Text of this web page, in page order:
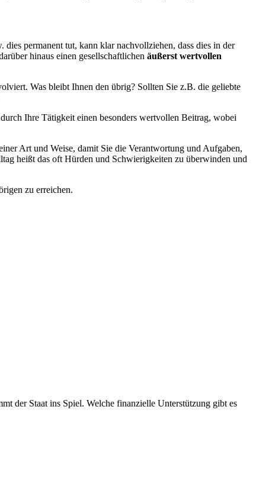
permanent tut, kann klar nachvollziehen, dass dies in der
hinaus einen gesellschaftlichen äußerst wertvollen
Was bleibt Ihnen den übrig? Sollten Sie z.B. die geliebte
Ihre Tätigkeit einen besonders wertvollen Beitrag, wobei
Art und Weise, damit Sie die Verantwortung und Aufgaben,
heißt das oft Hürden und Schwierigkeiten zu überwinden und
zu erreichen.
der Staat ins Spiel. Welche finanzielle Unterstützung gibt es